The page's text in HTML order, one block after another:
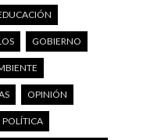
GOBIERNO
OPINIÓN
POLÍTICA